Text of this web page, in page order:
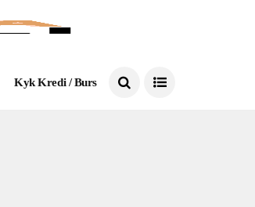
Kyk Kredi / Burs